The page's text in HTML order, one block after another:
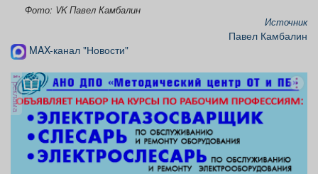
Фото: VK Павел Камбалин
Источник
Павел Камбалин
MAX-канал "Новости"
реклама